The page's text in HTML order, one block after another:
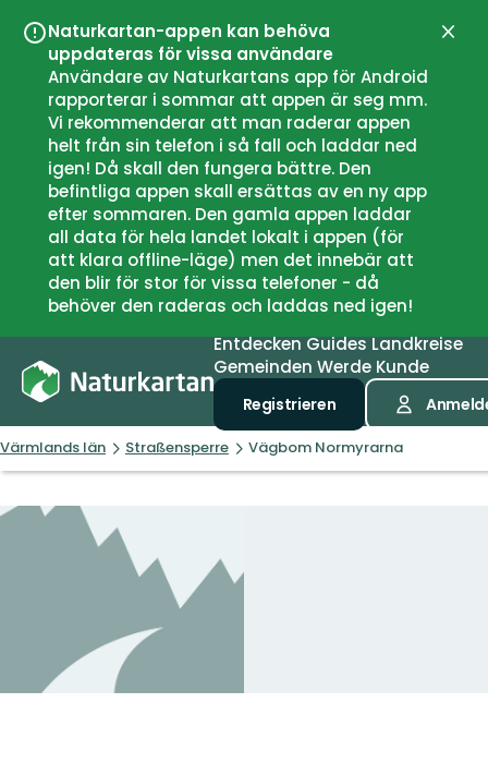
Naturkartan-appen kan behöva
uppdateras för vissa användare
Användare av Naturkartans app för Android
rapporterar i sommar att appen är seg mm.
Vi rekommenderar att man raderar appen
helt från sin telefon i så fall och laddar ned
igen! Då skall den fungera bättre. Den
befintliga appen skall ersättas av en ny app
efter sommaren. Den gamla appen laddar
all data för hela landet lokalt i appen (för
att klara offline-läge) men det innebär att
den blir för stor för vissa telefoner - då
behöver den raderas och laddas ned igen!
EntdeckenGuidesLandkreise
Gemeinden Werde Kunde
Registrieren
Värmlands län Straßensperre Vägbom Normyrarna